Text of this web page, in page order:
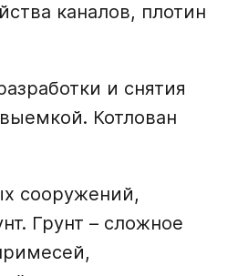
каналов, плотин
и снятия
Котлован
сооружений,
Грунт – сложное